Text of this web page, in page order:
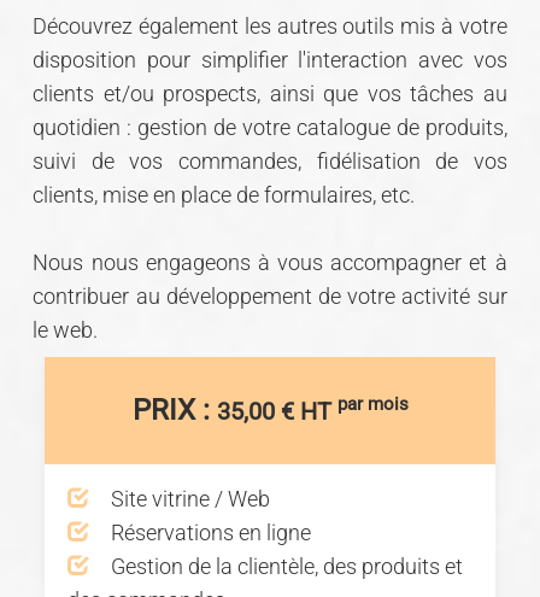
Découvrez également les autres outils mis à votre
disposition pour simplifier l'interaction avec vos
clients et/ou prospects, ainsi que vos tâches au
quotidien : gestion de votre catalogue de produits,
suivi de vos commandes, fidélisation de vos
clients, mise en place de formulaires, etc.
Nous nous engageons à vous accompagner et à
contribuer au développement de votre activité sur
le web.
PRIX : 35,00 € HT par mois
Site vitrine / Web
Réservations en ligne
Gestion de la clientèle, des produits et